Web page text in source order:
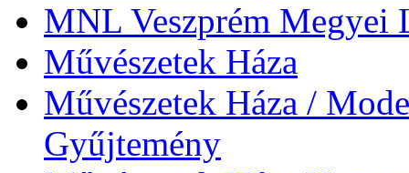
MNL Veszprém Megyei
Művészetek Háza
Művészetek Háza /
Gyűjtemény